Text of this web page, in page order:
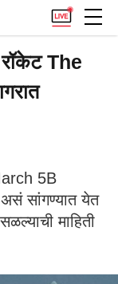
रॉकेट The
5B
सांगण्यात येत
माहिती